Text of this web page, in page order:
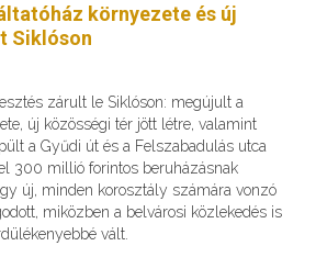
környezete és új
Siklóson
zárult le Siklóson: megújult a
új közösségi tér jött létre, valamint
a Gyűdi út és a Felszabadulás utca
300 millió forintos beruházásnak
új, minden korosztály számára vonzó
miközben a belvárosi közlekedés is
vált.